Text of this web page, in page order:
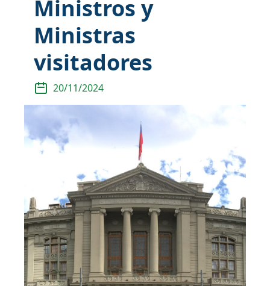
Ministros y
Ministras
visitadores
20/11/2024